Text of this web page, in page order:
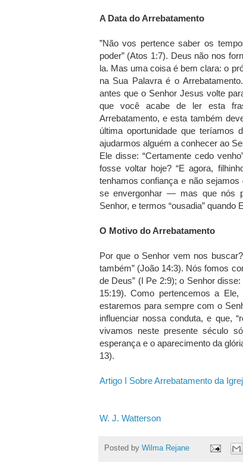
A Data do Arrebatamento
”Não vos pertence saber os
poder” (Atos 1:7). Deus não nos
la. Mas uma coisa é bem clara: o
na Sua Palavra é o
antes que o Senhor Jesus volte
que você acabe de ler esta
Arrebatamento, e esta também
última oportunidade que
ajudarmos alguém a conhecer ao
Ele disse: “Certamente cedo
fosse voltar hoje? “E agora,
tenhamos confiança e não
se envergonhar — mas que nós
Senhor, e termos “ousadia” quando
O Motivo do Arrebatamento
Por que o Senhor vem nos
também” (João 14:3). Nós fomos
de Deus” (I Pe 2:9); o Senhor
15:19). Como pertencemos a
estaremos para sempre com o
influenciar nossa conduta, e que,
vivamos neste presente século
esperança e o aparecimento da
13).
Artigo I Sobre Arrebatamento da
W. J. Watterson
Posted by Wilma Rejane